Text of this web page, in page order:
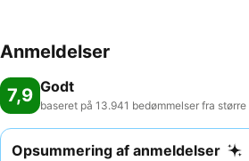
Anmeldelser
7,9 Godt
baseret på 13.941 bedømmelser fra større
Opsummering af anmeldelser